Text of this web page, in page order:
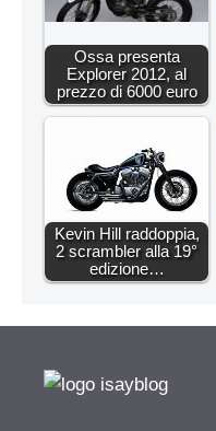
Ossa presenta
Explorer 2012, al
prezzo di 6000 euro
Kevin Hill raddoppia,
2 scrambler alla 19°
edizione…